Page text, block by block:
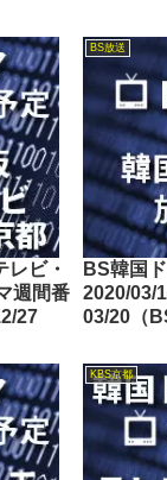
レビ・
週間番
27
BS放送
BS韓国
2020/03/
03/20（
KBS京都